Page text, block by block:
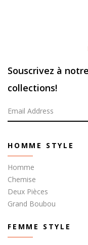
Souscrivez à
collections!
HOMME STYLE
Homme
Chemise
Deux Pièces
Grand Boubou
FEMME STYLE